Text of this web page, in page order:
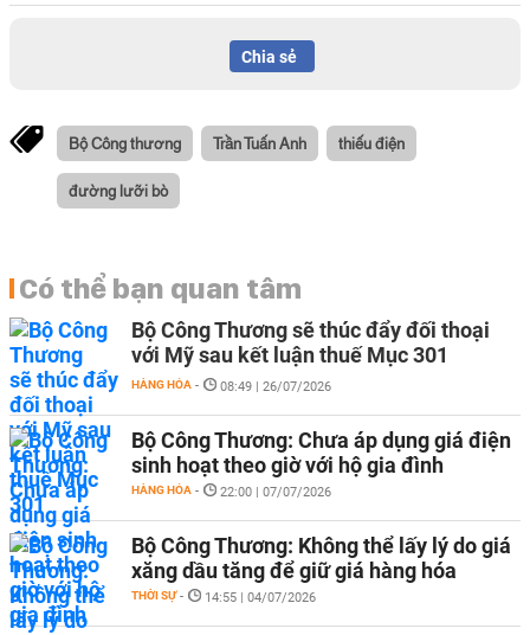
Chia sẻ
Bộ Công thương Trần Tuấn Anh thiếu điện
đường lưỡi bò
Có thể bạn quan tâm
Bộ Công Thương sẽ thúc đẩy đối thoại
với Mỹ sau kết luận thuế Mục 301
HÀNG HÓA - 08:49 | 26/07/2026
Bộ Công Thương: Chưa áp dụng giá điện
sinh hoạt theo giờ với hộ gia đình
HÀNG HÓA - 22:00 | 07/07/2026
Bộ Công Thương: Không thể lấy lý do giá
xăng dầu tăng để giữ giá hàng hóa
THỜI SỰ - 14:55 | 04/07/2026